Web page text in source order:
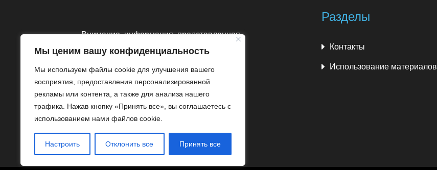
Мы ценим вашу конфиденциальность
Мы используем файлы cookie для улучшения вашего
восприятия, предоставления персонализированной
рекламы или контента, а также для анализа нашего
трафика. Нажав кнопку «Принять все», вы соглашаетесь с
использованием нами файлов cookie.
Настроить Отклонить все Принять все
Внимание, информация, представленная
на сайте 24doctor.info носит
ознакомительный характер. Медицинский
сайт не несет ответственность за
использование её пользователями.
Помните, что никакая информация о
заболеваниях не заменяет визита и
консультации врача.
Разделы
Контакты
Использование материалов